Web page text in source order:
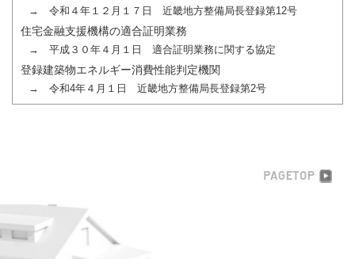
→ 令和４年１２月１７日 近畿地方整備局長登録第12号
住宅金融支援機構の適合証明業務
→ 平成３０年４月１日 適合証明業務に関する協定
登録建築物エネルギー消費性能判定機関
→ 令和4年４月１日 近畿地方整備局長登録第2号